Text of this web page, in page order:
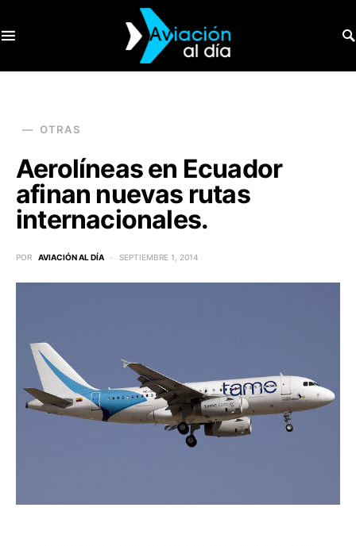
OTRAS
Aerolíneas en Ecuador
afinan nuevas rutas
internacionales.
POR AVIACIÓN AL DÍA SEPTIEMBRE 1, 2014